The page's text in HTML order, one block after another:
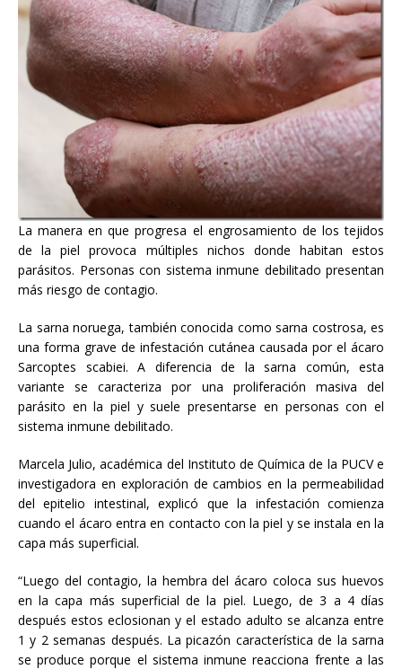
La manera en que progresa el engrosamiento de los tejidos
de la piel provoca múltiples nichos donde habitan estos
parásitos. Personas con sistema inmune debilitado presentan
más riesgo de contagio.
La sarna noruega, también conocida como sarna costrosa, es
una forma grave de infestación cutánea causada por el ácaro
Sarcoptes scabiei. A diferencia de la sarna común, esta
variante se caracteriza por una proliferación masiva del
parásito en la piel y suele presentarse en personas con el
sistema inmune debilitado.
Marcela Julio, académica del Instituto de Química de la PUCV e
investigadora en exploración de cambios en la permeabilidad
del epitelio intestinal, explicó que la infestación comienza
cuando el ácaro entra en contacto con la piel y se instala en la
capa más superficial.
“Luego del contagio, la hembra del ácaro coloca sus huevos
en la capa más superficial de la piel. Luego, de 3 a 4 días
después estos eclosionan y el estado adulto se alcanza entre
1 y 2 semanas después. La picazón característica de la sarna
se produce porque el sistema inmune reacciona frente a las